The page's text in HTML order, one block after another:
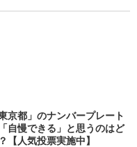
東京都」のナンバープレート
自慢できる」と思うのはど
【人気投票実施中】